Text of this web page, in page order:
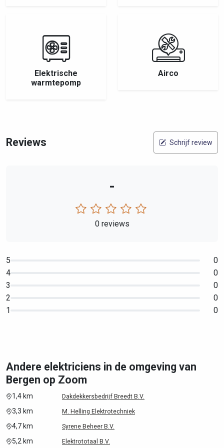
Elektrische
warmtepomp
Airco
Reviews Schrijf review
-
0 reviews
5
0
4
0
3
0
2
0
1
0
Andere elektriciens in de omgeving van
Bergen op Zoom
1,4 km Dakdekkersbedrijf Breedt B.V.
3,3 km M. Helling Elektrotechniek
4,7 km Syrene Beheer B.V.
5,2 km Elektrototaal B.V.